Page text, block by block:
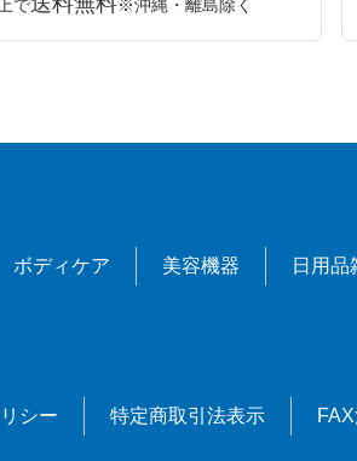
で ※沖縄・離島除く
ボディケア 美容機器 日用品
シー 特定商取引法表示